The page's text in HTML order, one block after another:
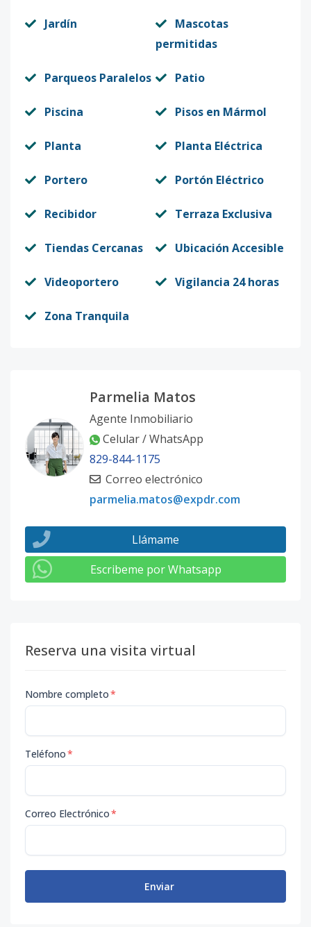
Jardín
Mascotas
permitidas
Parqueos Paralelos Patio
Piscina Pisos en Mármol
Planta Planta Eléctrica
Portero Portón Eléctrico
Recibidor Terraza Exclusiva
Tiendas Cercanas Ubicación Accesible
Videoportero Vigilancia 24 horas
Zona Tranquila
Parmelia Matos
Agente Inmobiliario
Celular / WhatsApp
829-844-1175
Correo electrónico
parmelia.matos@expdr.com
Llámame
Escribeme por Whatsapp
Reserva una visita virtual
Nombre completo*
Teléfono*
Correo Electrónico*
Enviar